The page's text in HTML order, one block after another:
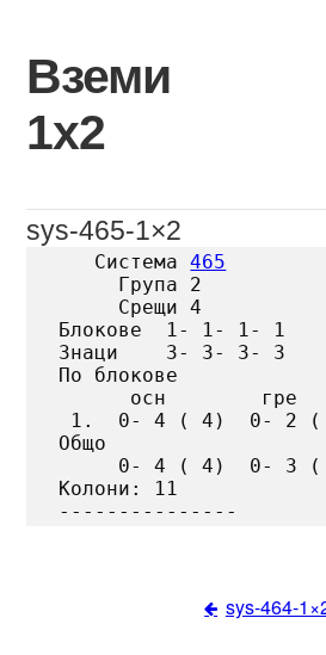
content
Вземи
1х2
sys-465-1×2
   Система
465
     Група 2
     Срещи 4
Блокове  1- 1- 1- 1
Знаци    3- 3- 3- 3
По блокове
осн        гре
1.  0- 4 ( 4)  0- 2 (
Общо
0- 4 ( 4)  0- 3
Колони: 11
sys-464-